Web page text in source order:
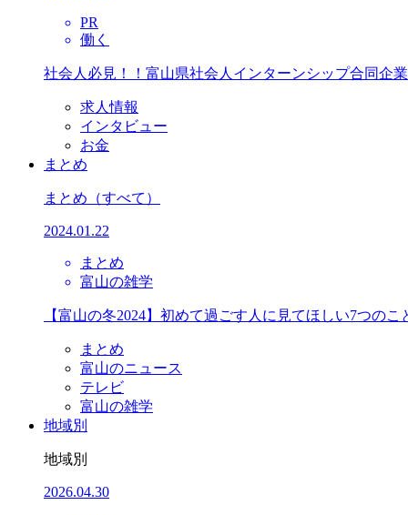
PR
働く
社会人必見！！富山県社会人インターンシップ合同企
求人情報
インタビュー
お金
まとめ
まとめ （すべて）
2024.01.22
まとめ
富山の雑学
【富山の冬2024】初めて過ごす人に見てほしい7つのこ
まとめ
富山のニュース
テレビ
富山の雑学
地域別
地域別
2026.04.30